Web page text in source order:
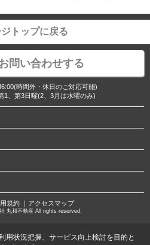
トップに戻る
問い合わせする
時間外・休日のご対応可能)
1、第3日曜(2、3月は水曜のみ)
規約｜ アクセスマップ
丸和不動産 All rights reserved.
用状況把握、サービス向上検討を目的と